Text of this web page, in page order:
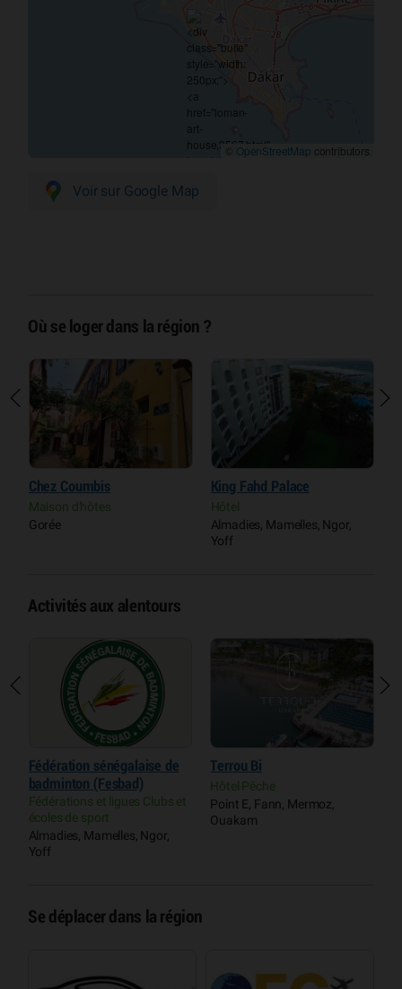
OpenStreetMap contributors
Voir sur Google Map
Où se loger dans la région ?
Chez Coumbis
Maison d'hôtes
Gorée
King Fahd Palace
Hôtel
Almadies, Mamelles, Ngor,
Yoff
Activités aux alentours
Fédération sénégalaise de
badminton (Fesbad)
Fédérations et ligues Clubs et
écoles de sport
Almadies, Mamelles, Ngor,
Yoff
Terrou Bi
Hôtel Pêche
Point E, Fann, Mermoz,
Ouakam
Se déplacer dans la région